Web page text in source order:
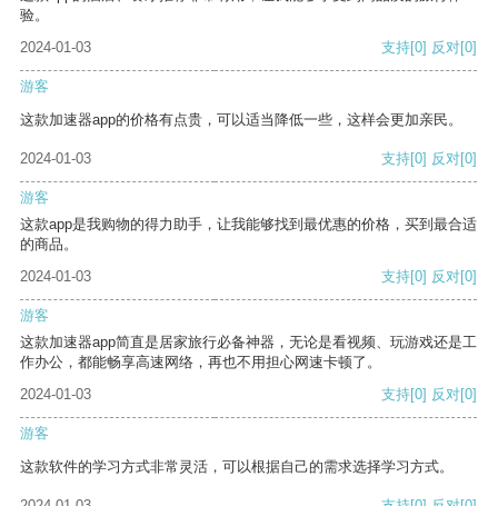
验。
2024-01-03
支持[0] 反对[0]
游客
这款加速器app的价格有点贵，可以适当降低一些，这样会更加亲民。
2024-01-03 支持[0] 反对[0]
游客
这款app是我购物的得力助手，让我能够找到最优惠的价格，买到最合适
的商品。
2024-01-03
支持[0] 反对[0]
游客
这款加速器app简直是居家旅行必备神器，无论是看视频、玩游戏还是工
作办公，都能畅享高速网络，再也不用担心网速卡顿了。
2024-01-03
支持[0] 反对[0]
游客
这款软件的学习方式非常灵活，可以根据自己的需求选择学习方式。